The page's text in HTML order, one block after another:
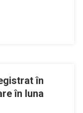
în
în luna